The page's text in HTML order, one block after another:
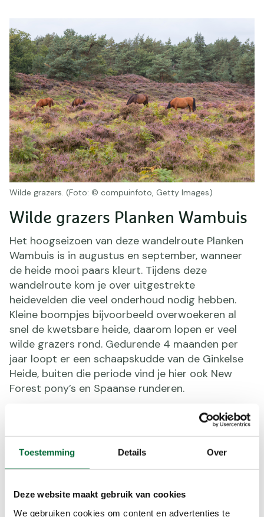
Toestemming Details Over
Deze website maakt gebruik van cookies
We gebruiken cookies om content en advertenties te
Wilde grazers. (Foto: © compuinfoto, Getty Images)
Wilde grazers Planken Wambuis
Het hoogseizoen van deze wandelroute Planken
Wambuis is in augustus en september, wanneer
de heide mooi paars kleurt. Tijdens deze
wandelroute kom je over uitgestrekte
heidevelden die veel onderhoud nodig hebben.
Kleine boompjes bijvoorbeeld overwoekeren al
snel de kwetsbare heide, daarom lopen er veel
wilde grazers rond. Gedurende 4 maanden per
jaar loopt er een schaapskudde van de Ginkelse
Heide, buiten die periode vind je hier ook New
Forest pony’s en Spaanse runderen.